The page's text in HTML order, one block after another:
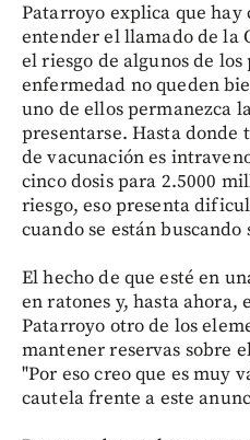
Patarroyo explica que hay
entender el llamado de la
el riesgo de algunos de
enfermedad no queden
uno de ellos permanezca
presentarse. Hasta
de vacunación es
cinco dosis para 2.5000
riesgo, eso presenta
cuando se están buscando
El hecho de que esté en
en ratones y, hasta ahora,
Patarroyo otro de los
mantener reservas sobre
"Por eso creo que es muy
cautela frente a este